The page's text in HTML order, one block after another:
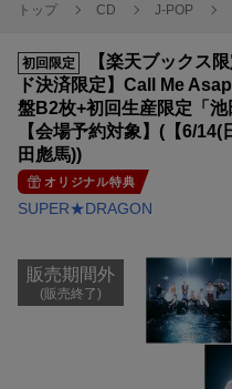
トップ CD J-POP
初回限定
【楽天ブックス
ド決済限定】Call Me
盤B2枚+初回生産限定「池
【会場予約対象】(【6/
田彪馬))
オリジナル特典
SUPER★DRAGON
販売期間外
(販売終了)